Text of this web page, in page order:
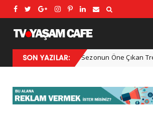
SON YAZILAR:
2025 Kış Modası: Sezonun Öne Çıkan Trendleri